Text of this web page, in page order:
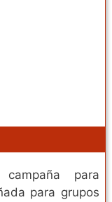
para
para grupos